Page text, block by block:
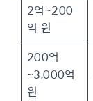
2억~200
억 원
200억
~3,000억
원